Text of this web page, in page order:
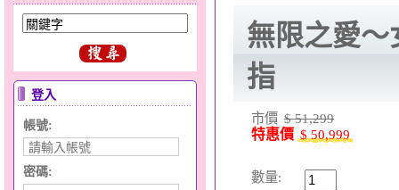
登入
帳號:
密碼:
無限之愛～
指
市價 $ 51,299
特惠價 $ 50,999
數量: